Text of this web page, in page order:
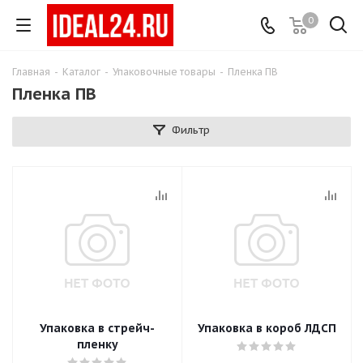
0
Главная - Каталог - Упаковочные товары - Пленка ПВ
Пленка ПВ
Фильтр
Упаковка в стрейч-
пленку
Упаковка в короб ЛДСП